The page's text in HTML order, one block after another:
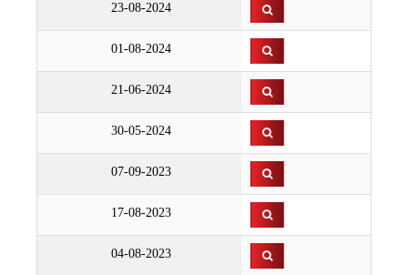
23-08-2024
01-08-2024
21-06-2024
30-05-2024
07-09-2023
17-08-2023
04-08-2023